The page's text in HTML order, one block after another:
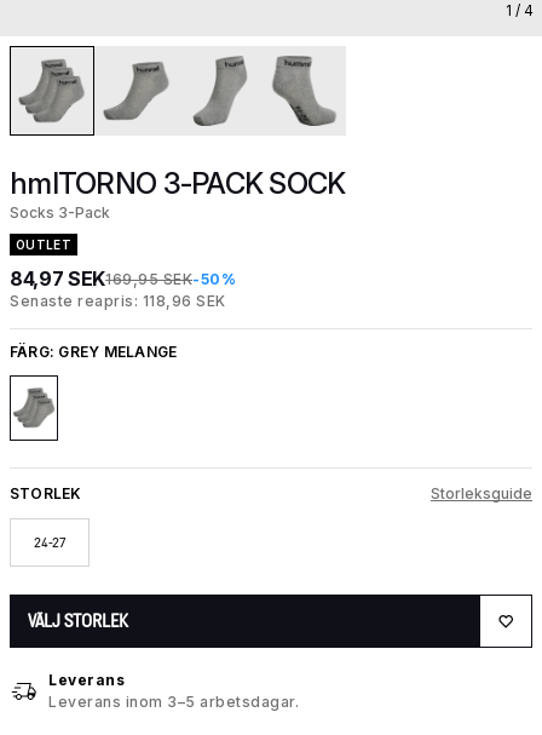
1 / 4
hmlTORNO 3-PACK SOCK
Socks 3-Pack
OUTLET
84,97 SEK169,95 SEK-50%
Senaste reapris: 118,96 SEK
FÄRG: GREY MELANGE
STORLEK Storleksguide
24-27
VÄLJ STORLEK
Leverans
Leverans inom 3–5 arbetsdagar.